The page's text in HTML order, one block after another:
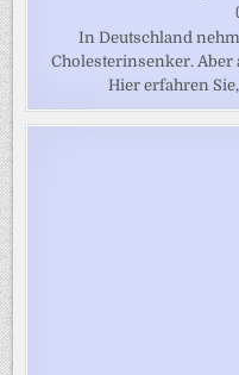
In Deutschland
Cholesterinsenker.
Hier erfahren